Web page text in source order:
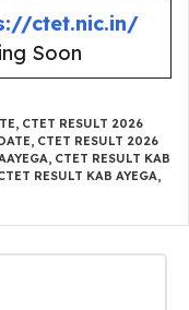
ctet.nic.in/
Soon
CTET RESULT 2026
CTET RESULT 2026
CTET RESULT KAB
RESULT KAB AYEGA